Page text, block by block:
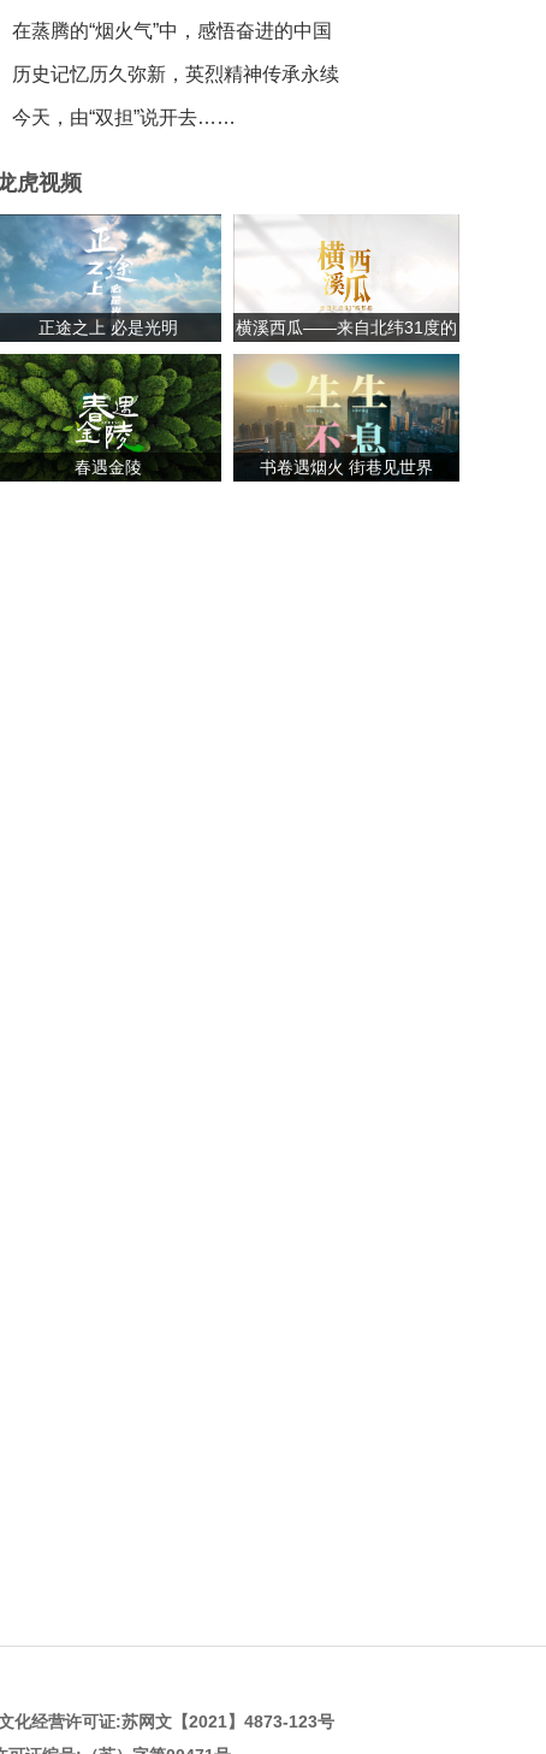
在蒸腾的“烟火气”中，感悟奋进的中国
历史记忆历久弥新，英烈精神传承永续
今天，由“双担”说开去……
虎视频
正途之上 必是光明
横溪西瓜——来自北纬31度的
甘甜
春遇金陵 书卷遇烟火 街巷见世界
经营许可证:苏网文【2021】4873-123号